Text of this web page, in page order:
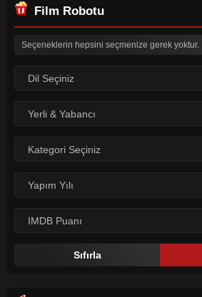
Film Robotu
Seçeneklerin hepsini seçmenize gerek yoktur.
Sıfırla